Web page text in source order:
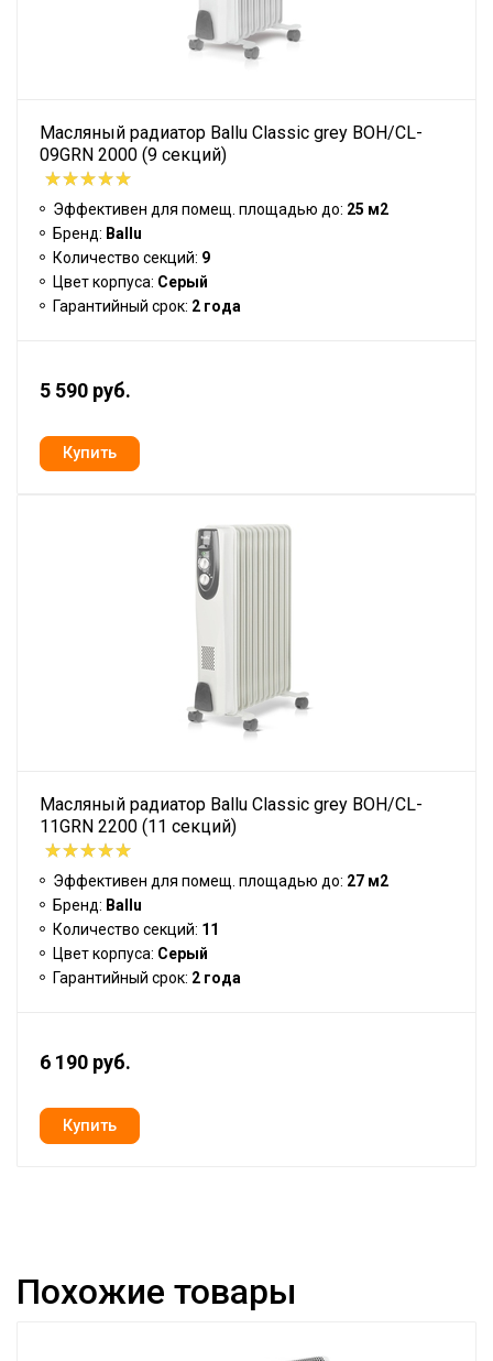
Масляный радиатор Ballu Classic grey BOH/CL-
09GRN 2000 (9 секций)
Эффективен для помещ. площадью до: 25 м2
Бренд: Ballu
Количество секций: 9
Цвет корпуса: Серый
Гарантийный срок: 2 года
5 590 руб.
Масляный радиатор Ballu Classic grey BOH/CL-
11GRN 2200 (11 секций)
Эффективен для помещ. площадью до: 27 м2
Бренд: Ballu
Количество секций: 11
Цвет корпуса: Серый
Гарантийный срок: 2 года
6 190 руб.
Похожие товары